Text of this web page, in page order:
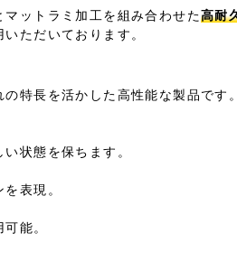
ットラミ加工を組み合わせた高耐
ただいております。
特長を活かした高性能な製品です
状態を保ちます。
表現。
能。